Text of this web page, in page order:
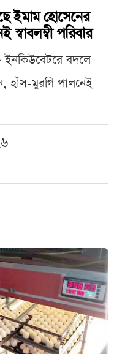
ইমাম হোসেনের
পরিবার
ইনকিউবেটরে বদলে
হাঁস-মুরগি পালনেই